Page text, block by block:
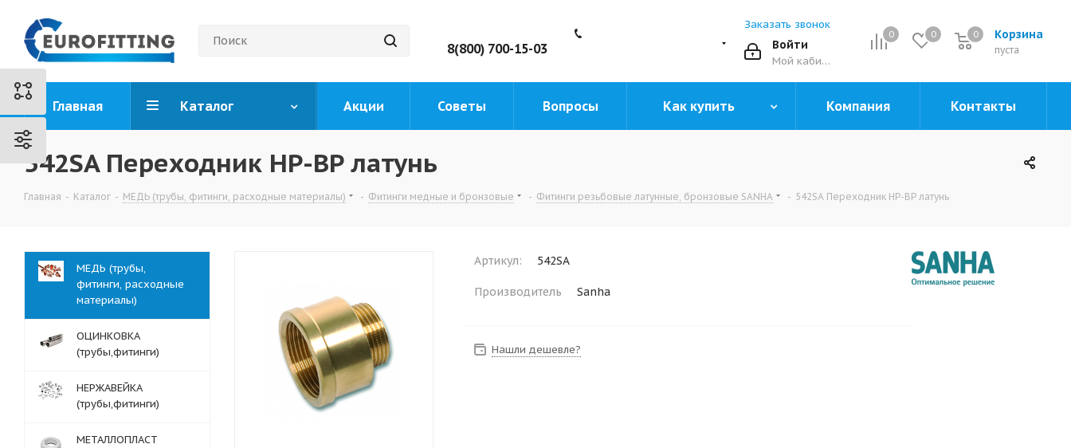
0 0 Корзина
0
пуста
0
Заказать звонок
Войти
Мой кабинет
8(800) 700-15-03
Главная Каталог Акции Советы Вопросы Как купить Компания Контакты
542SA Переходник НР-ВР латунь
Главная - Каталог - МЕДЬ (трубы, фитинги, расходные материалы) - Фитинги медные и бронзовые - Фитинги резьбовые латунные, бронзовые SANHA - 542SA Переходник НР-ВР латунь
Артикул: 542SA
Производитель Sanha
Нашли дешевле?
МЕДЬ (трубы,
фитинги, расходные
материалы)
ОЦИНКОВКА
(трубы,фитинги)
НЕРЖАВЕЙКА
(трубы,фитинги)
МЕТАЛЛОПЛАСТ